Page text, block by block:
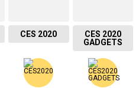
CES 2020
CES 2020
GADGETS